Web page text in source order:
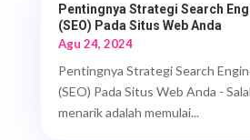
Pentingnya Strategi Search
(SEO) Pada Situs Web Anda
Agu 24, 2024
Pentingnya Strategi Search
(SEO) Pada Situs Web Anda -
menarik adalah memulai...